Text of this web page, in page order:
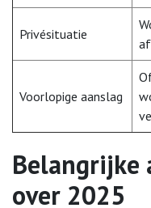
Privésituatie
Voorlopige aanslag
Belangrijke
over 2025